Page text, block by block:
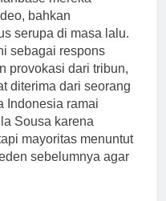
bahkan
serupa di masa lalu.
sebagai respons
provokasi dari tribun,
diterima dari seorang
Indonesia ramai
Sousa karena
mayoritas menuntut
sebelumnya agar